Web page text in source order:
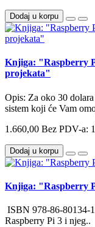
Dodaj u korpu
Knjiga: "Raspberry
projekata"
Opis: Za oko 30
sistem koji će Vam
1.660,00 Bez PDV-a:
Dodaj u korpu
Knjiga: "Raspberry
ISBN 978-86-80134-
Raspberry Pi 3 i njeg..